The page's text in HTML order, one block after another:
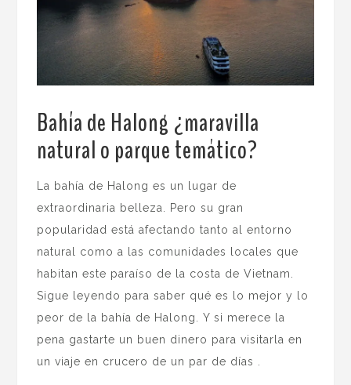
Bahía de Halong ¿maravilla
natural o parque temático?
La bahía de Halong es un lugar de
extraordinaria belleza. Pero su gran
popularidad está afectando tanto al entorno
natural como a las comunidades locales que
habitan este paraíso de la costa de Vietnam.
Sigue leyendo para saber qué es lo mejor y lo
peor de la bahía de Halong. Y si merece la
pena gastarte un buen dinero para visitarla en
un viaje en crucero de un par de días .